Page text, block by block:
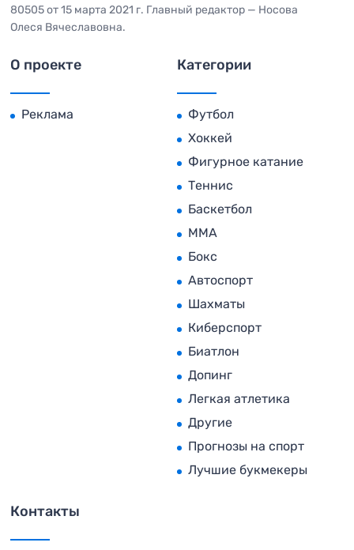
80505 от 15 марта 2021 г. Главный редактор — Носова
Олеся Вячеславовна.
О проекте
Реклама
Категории
Футбол
Хоккей
Фигурное катание
Теннис
Баскетбол
MMA
Бокс
Автоспорт
Шахматы
Киберспорт
Биатлон
Допинг
Легкая атлетика
Другие
Прогнозы на спорт
Лучшие букмекеры
Контакты